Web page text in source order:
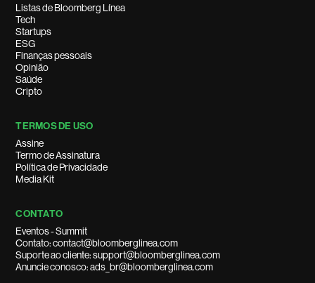
Listas de Bloomberg Línea
Tech
Startups
ESG
Finanças pessoais
Opinião
Saúde
Cripto
TERMOS DE USO
Assine
Termo de Assinatura
Política de Privacidade
Media Kit
CONTATO
Eventos - Summit
Contato: contact@bloomberglinea.com
Suporte ao cliente: support@bloomberglinea.com
Anuncie conosco: ads_br@bloomberglinea.com